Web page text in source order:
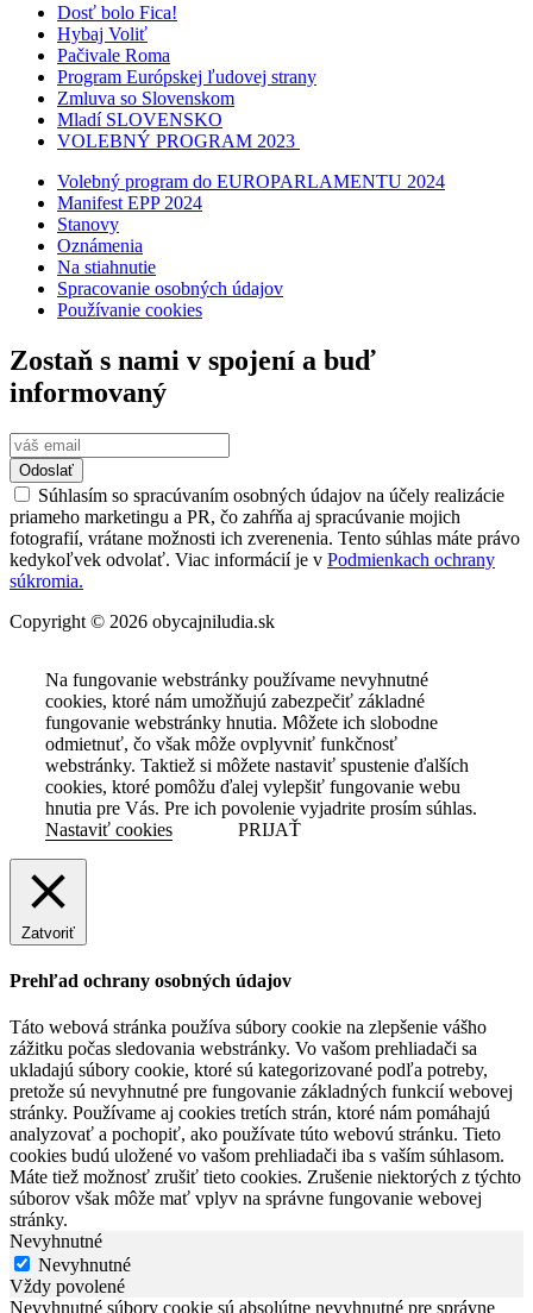
Dosť bolo Fica!
Hybaj Voliť
Pačivale Roma
Program Európskej ľudovej strany
Zmluva so Slovenskom
Mladí SLOVENSKO
VOLEBNÝ PROGRAM 2023
Volebný program do EUROPARLAMENTU 2024
Manifest EPP 2024
Stanovy
Oznámenia
Na stiahnutie
Spracovanie osobných údajov
Používanie cookies
Zostaň s nami v spojení a buď
informovaný
Odoslať
Súhlasím so spracúvaním osobných údajov na účely realizácie
priameho marketingu a PR, čo zahŕňa aj spracúvanie mojich
fotografií, vrátane možnosti ich zverenenia. Tento súhlas máte právo
kedykoľvek odvolať. Viac informácií je v Podmienkach ochrany
súkromia.
Copyright © 2026 obycajniludia.sk
Na fungovanie webstránky používame nevyhnutné
cookies, ktoré nám umožňujú zabezpečiť základné
fungovanie webstránky hnutia. Môžete ich slobodne
odmietnuť, čo však môže ovplyvniť funkčnosť
webstránky. Taktiež si môžete nastaviť spustenie ďalších
cookies, ktoré pomôžu ďalej vylepšiť fungovanie webu
hnutia pre Vás. Pre ich povolenie vyjadrite prosím súhlas.
Nastaviť cookies
PRIJAŤ
Zatvoriť
Prehľad ochrany osobných údajov
Táto webová stránka používa súbory cookie na zlepšenie vášho
zážitku počas sledovania webstránky. Vo vašom prehliadači sa
ukladajú súbory cookie, ktoré sú kategorizované podľa potreby,
pretože sú nevyhnutné pre fungovanie základných funkcií webovej
stránky. Používame aj cookies tretích strán, ktoré nám pomáhajú
analyzovať a pochopiť, ako používate túto webovú stránku. Tieto
cookies budú uložené vo vašom prehliadači iba s vaším súhlasom.
Máte tiež možnosť zrušiť tieto cookies. Zrušenie niektorých z týchto
súborov však môže mať vplyv na správne fungovanie webovej
stránky.
Nevyhnutné
Nevyhnutné
Vždy povolené
Nevyhnutné súbory cookie sú absolútne nevyhnutné pre správne